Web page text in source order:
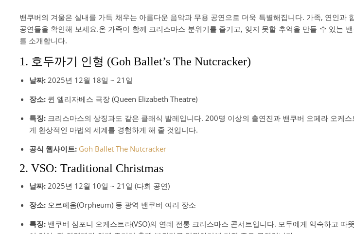
밴쿠버의 겨울은 실내를 가득 채우는 아름다운 음악과 무용 공연으로 더욱 특별해집니다. 가족, 연인과
공연들을 확인해 보세요.온 가족이 함께 크리스마스 분위기를 즐기고, 잊지 못할 추억을 만들 수 있는
를 소개합니다.
1. 호두까기 인형 (Goh Ballet’s The Nutcracker)
날짜: 2025년 12월 18일 ~ 21일
장소: 퀸 엘리자베스 극장 (Queen Elizabeth Theatre)
특징: 크리스마스의 상징과도 같은 클래식 발레입니다. 200명 이상의 출연진과 밴쿠버 오페라 오케
게 환상적인 마법의 세계를 경험하게 해 줄 것입니다.
공식 웹사이트: Goh Ballet The Nutcracker
2. VSO: Traditional Christmas
날짜: 2025년 12월 10일 ~ 21일 (다회 공연)
장소: 오르페움(Orpheum) 등 광역 밴쿠버 여러 장소
특징: 밴쿠버 심포니 오케스트라(VSO)의 연례 전통 크리스마스 콘서트입니다. 모두에게 익숙하고 따